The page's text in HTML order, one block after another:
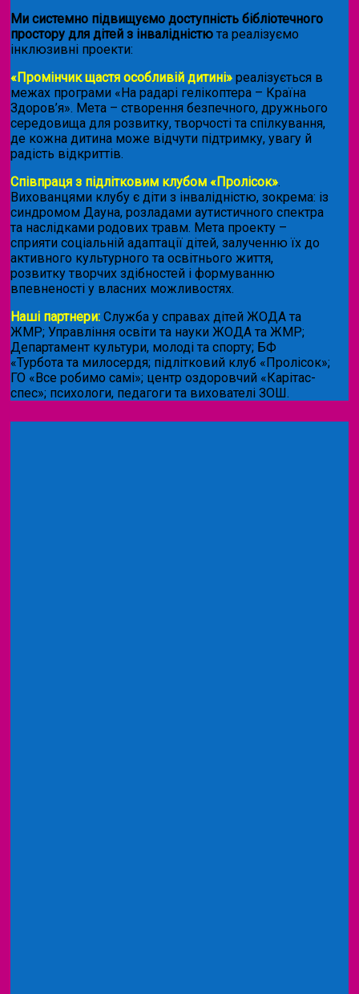
Ми системно підвищуємо доступність бібліотечного
простору для дітей з інвалідністю та реалізуємо
інклюзивні проекти:
«Промінчик щастя особливій дитині» реалізується в
межах програми «На радарі гелікоптера – Країна
Здоров’я». Мета – створення безпечного, дружнього
середовища для розвитку, творчості та спілкування,
де кожна дитина може відчути підтримку, увагу й
радість відкриттів.
Співпраця з підлітковим клубом «Пролісок».
Вихованцями клубу є діти з інвалідністю, зокрема: із
синдромом Дауна, розладами аутистичного спектра
та наслідками родових травм. Мета проекту –
сприяти соціальній адаптації дітей, залученню їх до
активного культурного та освітнього життя,
розвитку творчих здібностей і формуванню
впевненості у власних можливостях.
Наші партнери: Служба у справах дітей ЖОДА та
ЖМР; Управління освіти та науки ЖОДА та ЖМР;
Департамент культури, молоді та спорту; БФ
«Турбота та милосердя; підлітковий клуб «Пролісок»;
ГО «Все робимо самі»; центр оздоровчий «Карітас-
спес»; психологи, педагоги та вихователі ЗОШ.